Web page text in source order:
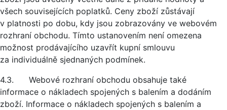
všech souvisejících poplatků. Ceny zboží zůstávají
v platnosti po dobu, kdy jsou zobrazovány ve webovém
rozhraní obchodu. Tímto ustanovením není omezena
možnost prodávajícího uzavřít kupní smlouvu
za individuálně sjednaných podmínek.
4.3. Webové rozhraní obchodu obsahuje také
informace o nákladech spojených s balením a dodáním
zboží. Informace o nákladech spojených s balením a